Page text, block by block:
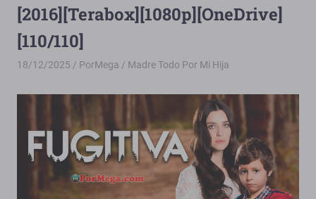
[2016][Terabox][1080p][OneDrive]
[110/110]
18/12/2025 PorMega Madre Todo Por Mi Hija